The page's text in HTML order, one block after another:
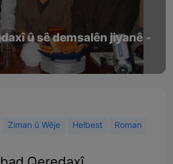
û sê demsalên jiyanê -
Ziman û Wêje Helbest Roman